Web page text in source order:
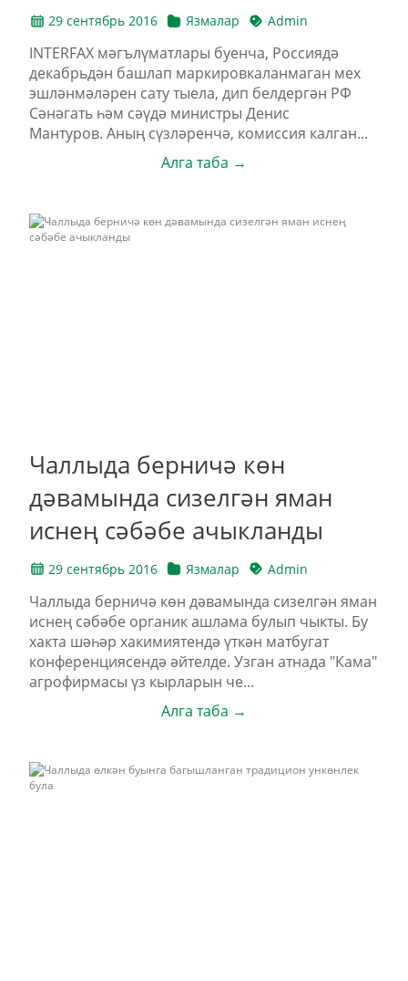
29 сентябрь 2016 Язмалар Admin
INTERFAX мәгълүматлары буенча, Россиядә
декабрьдән башлап маркировкаланмаган мех
эшләнмәләрен сату тыела, дип белдергән РФ
Сәнәгать һәм сәүдә министры Денис
Мантуров. Аның сүзләренчә, комиссия калган...
Алга таба →
Чаллыда берничә көн
дәвамында сизелгән яман
иснең сәбәбе ачыкланды
29 сентябрь 2016 Язмалар Admin
Чаллыда берничә көн дәвамында сизелгән яман
иснең сәбәбе органик ашлама булып чыкты. Бу
хакта шәһәр хакимиятендә үткән матбугат
конференциясендә әйтелде. Узган атнада "Кама"
агрофирмасы үз кырларын че...
Алга таба →